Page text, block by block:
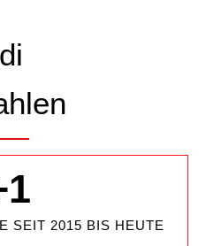
SEIT 2015 BIS HEUTE
1